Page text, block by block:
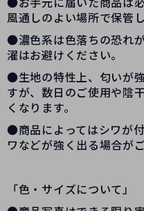
風通しのよい場所で保管
●濃色系は色落ちの恐れ
濯はお避けください。
●生地の特性上、匂いが
すが、数日のご使用や陰
くなります。
●商品によってはシワが
ワなどが強く出る場合がご
「色・サイズについて」